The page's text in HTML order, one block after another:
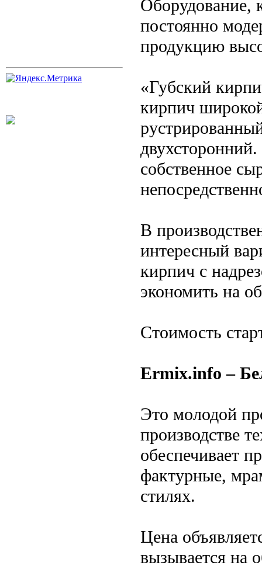
Оборудование,
постоянно
продукцию
«Губский
кирпич
двухсторонний.
собственное
В
интересный
кирпич с
экономить на
Стоимость
Еrmix.info –
Это молодой
производстве
обеспечивает
фактурные,
стилях.
Цена
вызывается на